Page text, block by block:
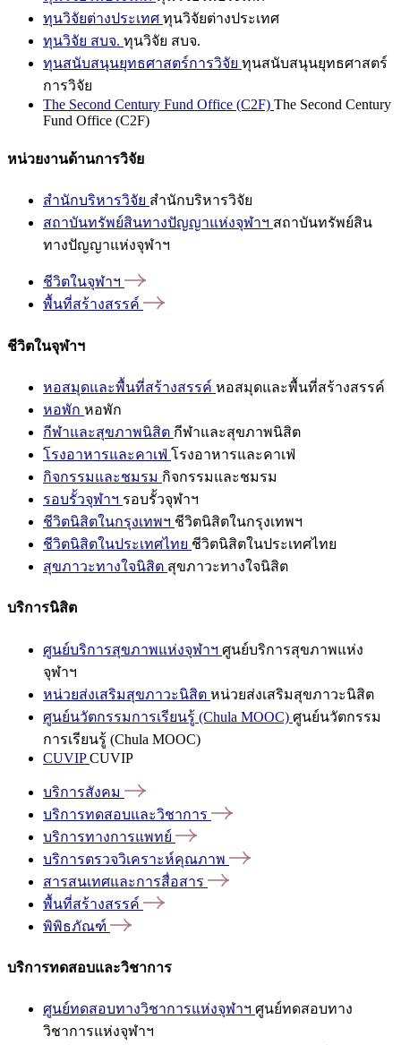
ทุนวิจัยต่างประเทศ ทุนวิจัยต่างประเทศ
ทุนวิจัย สบจ. ทุนวิจัย สบจ.
ทุนสนับสนุนยุทธศาสตร์การวิจัย ทุนสนับสนุนยุทธศาสตร์
การวิจัย
The Second Century Fund Office (C2F) The Second Century
Fund Office (C2F)
หน่วยงานด้านการวิจัย
สำนักบริหารวิจัย สำนักบริหารวิจัย
สถาบันทรัพย์สินทางปัญญาแห่งจุฬาฯ สถาบันทรัพย์สิน
ทางปัญญาแห่งจุฬาฯ
ชีวิตในจุฬาฯ
พื้นที่สร้างสรรค์
ชีวิตในจุฬาฯ
หอสมุดและพื้นที่สร้างสรรค์ หอสมุดและพื้นที่สร้างสรรค์
หอพัก หอพัก
กีฬาและสุขภาพนิสิต กีฬาและสุขภาพนิสิต
โรงอาหารและคาเฟ่ โรงอาหารและคาเฟ่
กิจกรรมและชมรม กิจกรรมและชมรม
รอบรั้วจุฬาฯ รอบรั้วจุฬาฯ
ชีวิตนิสิตในกรุงเทพฯ ชีวิตนิสิตในกรุงเทพฯ
ชีวิตนิสิตในประเทศไทย ชีวิตนิสิตในประเทศไทย
สุขภาวะทางใจนิสิต สุขภาวะทางใจนิสิต
บริการนิสิต
ศูนย์บริการสุขภาพแห่งจุฬาฯ ศูนย์บริการสุขภาพแห่ง
จุฬาฯ
หน่วยส่งเสริมสุขภาวะนิสิต หน่วยส่งเสริมสุขภาวะนิสิต
ศูนย์นวัตกรรมการเรียนรู้ (Chula MOOC) ศูนย์นวัตกรรม
การเรียนรู้ (Chula MOOC)
CUVIPCUVIP
บริการสังคม
บริการทดสอบและวิชาการ
บริการทางการแพทย์
บริการตรวจวิเคราะห์คุณภาพ
สารสนเทศและการสื่อสาร
พื้นที่สร้างสรรค์
พิพิธภัณฑ์
บริการทดสอบและวิชาการ
ศูนย์ทดสอบทางวิชาการแห่งจุฬาฯ ศูนย์ทดสอบทาง
วิชาการแห่งจุฬาฯ